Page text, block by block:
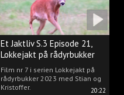
20:22
Et Jaktliv S.3 Episode 21,
Lokkejakt på rådyrbukker
med Stian og Kristoffer
Film nr 7 i serien Lokkejakt på
rådyrbukker 2023 med Stian og
Kristoffer.